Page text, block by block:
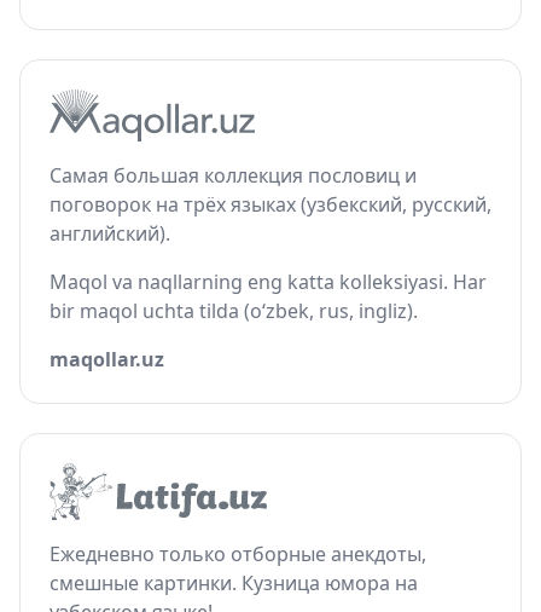
Самая большая коллекция пословиц и
поговорок на трёх языках (узбекский, русский,
английский).
Maqol va naqllarning eng katta kolleksiyasi. Har
bir maqol uchta tilda (o‘zbek, rus, ingliz).
maqollar.uz
Ежедневно только отборные анекдоты,
смешные картинки. Кузница юмора на